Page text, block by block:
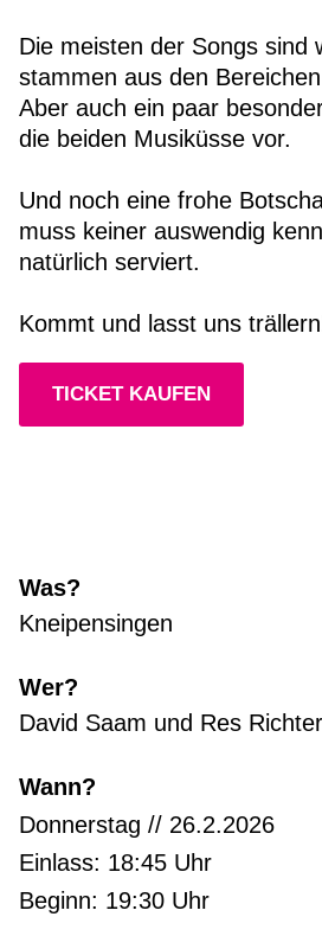
Die meisten der Songs sind
stammen aus den
Aber auch ein paar
die beiden Musiküsse vor.
Und noch eine frohe
muss keiner auswendig
natürlich serviert.
Kommt und lasst uns
TICKET KAUFEN
Was?
Kneipensingen
Wer?
David Saam und Res Richter
Wann?
Donnerstag // 26.2.2026
Einlass: 18:45 Uhr
Beginn: 19:30 Uhr